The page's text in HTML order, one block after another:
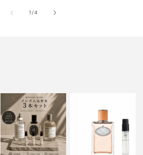
1 /の
4